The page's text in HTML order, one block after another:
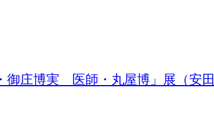
御庄博実 医師・丸屋博」展（安田